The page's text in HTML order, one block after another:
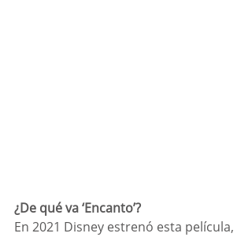
¿De qué va ‘Encanto’?
En 2021 Disney estrenó esta película,